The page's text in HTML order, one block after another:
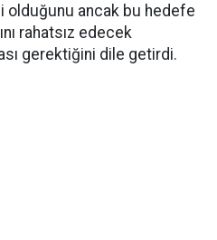
ancak bu hedefe
rahatsız edecek
gerektiğini dile getirdi.